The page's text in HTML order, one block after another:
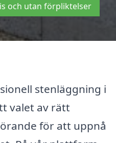
och utan förpliktelser
stenläggning i
valet av rätt
för att uppnå